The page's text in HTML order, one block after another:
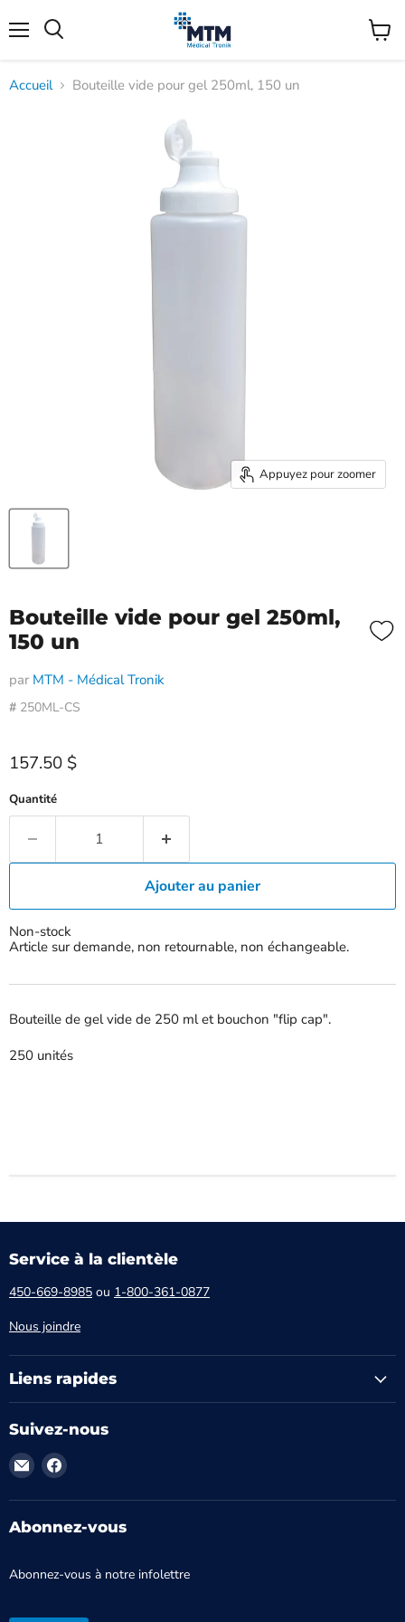
Voir
Accueil Bouteille vide pour gel 250ml, 150 un
Appuyez pour zoomer
Bouteille vide pour gel 250ml,
150 un
par MTM - Médical Tronik
# 250ML-CS
Prix actuel
157.50 $
Quantité
Ajouter au panier
Non-stock
Article sur demande, non retournable, non échangeable.
Bouteille de gel vide de 250 ml et bouchon "flip cap".
250 unités
Service à la clientèle
450-669-8985 ou 1-800-361-0877
Nous joindre
Liens rapides
Suivez-nous
Trouvez-
nous
sur
Courriel
Trouvez-
sur
Facebook
Abonnez-vous
Abonnez-vous à notre infolettre